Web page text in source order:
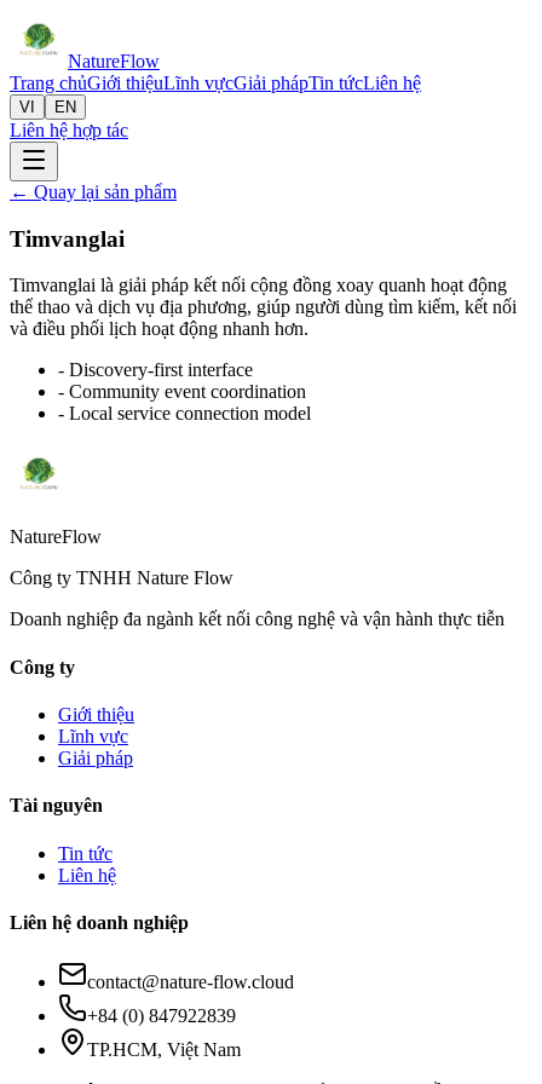
NatureFlow
Trang chủGiới thiệuLĩnh vựcGiải phápTin tứcLiên hệ
VI EN
Liên hệ hợp tác
← Quay lại sản phẩm
Timvanglai
Timvanglai là giải pháp kết nối cộng đồng xoay quanh hoạt động
thể thao và dịch vụ địa phương, giúp người dùng tìm kiếm, kết nối
và điều phối lịch hoạt động nhanh hơn.
- Discovery-first interface
- Community event coordination
- Local service connection model
NatureFlow
Công ty TNHH Nature Flow
Doanh nghiệp đa ngành kết nối công nghệ và vận hành thực tiễn
Công ty
Giới thiệu
Lĩnh vực
Giải pháp
Tài nguyên
Tin tức
Liên hệ
Liên hệ doanh nghiệp
contact@nature-flow.cloud
+84 (0) 847922839
TP.HCM, Việt Nam